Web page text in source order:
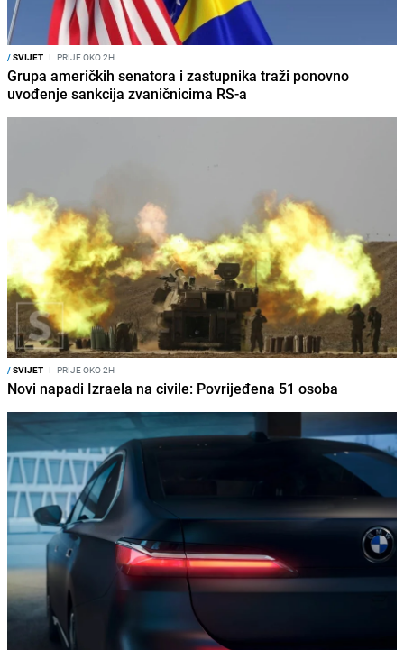
/SVIJET I PRIJE OKO 2H
Grupa američkih senatora i zastupnika traži ponovno
uvođenje sankcija zvaničnicima RS-a
/SVIJET I PRIJE OKO 2H
Novi napadi Izraela na civile: Povrijeđena 51 osoba